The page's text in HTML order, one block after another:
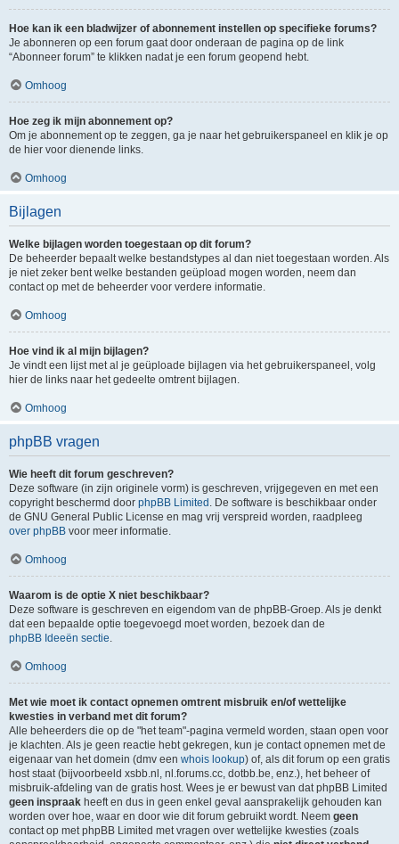
Hoe kan ik een bladwijzer of abonnement instellen op specifieke forums?
Je abonneren op een forum gaat door onderaan de pagina op de link
“Abonneer forum” te klikken nadat je een forum geopend hebt.
Omhoog
Hoe zeg ik mijn abonnement op?
Om je abonnement op te zeggen, ga je naar het gebruikerspaneel en klik je op
de hier voor dienende links.
Omhoog
Bijlagen
Welke bijlagen worden toegestaan op dit forum?
De beheerder bepaalt welke bestandstypes al dan niet toegestaan worden. Als
je niet zeker bent welke bestanden geüpload mogen worden, neem dan
contact op met de beheerder voor verdere informatie.
Omhoog
Hoe vind ik al mijn bijlagen?
Je vindt een lijst met al je geüploade bijlagen via het gebruikerspaneel, volg
hier de links naar het gedeelte omtrent bijlagen.
Omhoog
phpBB vragen
Wie heeft dit forum geschreven?
Deze software (in zijn originele vorm) is geschreven, vrijgegeven en met een
copyright beschermd door phpBB Limited . De software is beschikbaar onder
de GNU General Public License en mag vrij verspreid worden, raadpleeg
over phpBB voor meer informatie.
Omhoog
Waarom is de optie X niet beschikbaar?
Deze software is geschreven en eigendom van de phpBB-Groep. Als je denkt
dat een bepaalde optie toegevoegd moet worden, bezoek dan de
phpBB Ideeën sectie.
Omhoog
Met wie moet ik contact opnemen omtrent misbruik en/of wettelijke
kwesties in verband met dit forum?
Alle beheerders die op de "het team"-pagina vermeld worden, staan open voor
je klachten. Als je geen reactie hebt gekregen, kun je contact opnemen met de
eigenaar van het domein (dmv een whois lookup) of, als dit forum op een gratis
host staat (bijvoorbeeld xsbb.nl, nl.forums.cc, dotbb.be, enz.), het beheer of
misbruik-afdeling van de gratis host. Wees je er bewust van dat phpBB Limited
geen inspraak heeft en dus in geen enkel geval aansprakelijk gehouden kan
worden over hoe, waar en door wie dit forum gebruikt wordt. Neem geen
contact op met phpBB Limited met vragen over wettelijke kwesties (zoals